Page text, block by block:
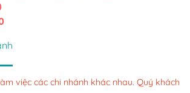
việc các chi nhánh khác nhau. Quý khách